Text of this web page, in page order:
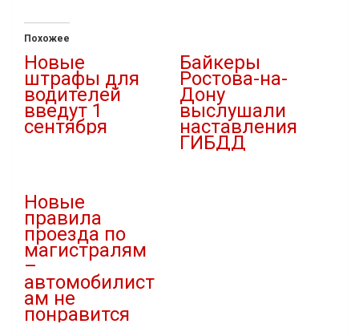
Похожее
Новые
штрафы для
водителей
введут 1
сентября
Байкеры
Ростова-на-
Дону
выслушали
наставления
ГИБДД
Новые
правила
проезда по
магистралям
–
автомобилист
ам не
понравится